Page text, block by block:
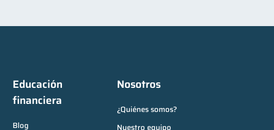
Educación
financiera
Blog
Nosotros
¿Quiénes somos?
Nuestro equipo